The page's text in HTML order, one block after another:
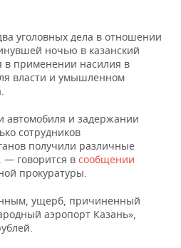
уголовных дела в отношении
ночью в казанский
в применении насилия в
власти и умышленном
автомобиля и задержании
сотрудников
получили различные
— говорится в сообщении
прокуратуры.
ущерб, причиненный
аэропорт Казань»,